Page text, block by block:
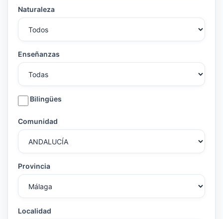
Naturaleza
Enseñanzas
Bilingües
Comunidad
Provincia
Localidad